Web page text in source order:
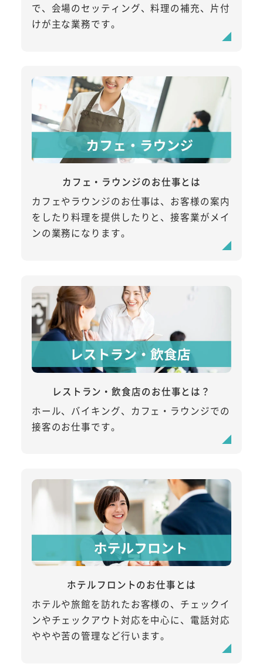
で、会場のセッティング、料理の補充、片付
けが主な業務です。
カフェ・ラウンジのお仕事とは
カフェやラウンジのお仕事は、お客様の案内
をしたり料理を提供したりと、接客業がメイ
ンの業務になります。
レストラン・飲食店のお仕事とは？
ホール、バイキング、カフェ・ラウンジでの
接客のお仕事です。
ホテルフロントのお仕事とは
ホテルや旅館を訪れたお客様の、チェックイ
ンやチェックアウト対応を中心に、電話対応
ややや苦の管理など行います。